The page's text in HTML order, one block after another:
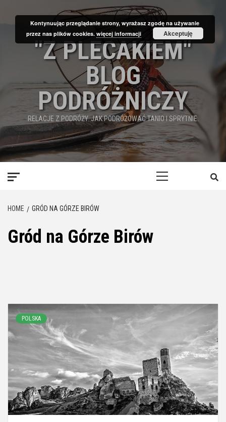
"Z PLECAKIEM"
BLOG
PODRÓŻNICZY
RELACJE Z PODRÓŻY. JAK PODRÓŻOWAĆ TANIO I SPRYTNIE.
HOME GRÓD NA GÓRZE BIRÓW
Gród na Górze Birów
POLSKA
Kontynuując przeglądanie strony, wyrażasz zgodę na używanie
przez nas plików cookies.więcej informacji Akceptuję